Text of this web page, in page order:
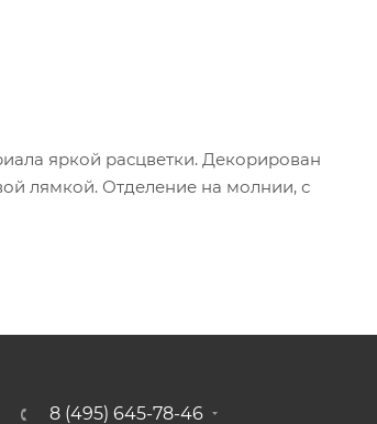
яркой расцветки. Декорирован
лямкой. Отделение на молнии, с
8 (495) 645-78-46